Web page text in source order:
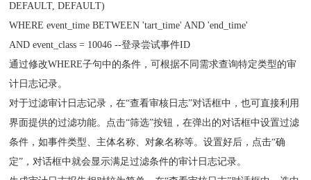
DEFAULT, DEFAULT)
WHERE event_time BETWEEN 'tart_time' AND 'end_time'
AND event_class = 10046 --登录尝试事件ID
通过修改WHERE子句中的条件，可根据不同需求查询特定类型的审
计日志记录。
对于过滤审计日志记录，在“查看审核日志”对话框中，也可直接利用
界面提供的过滤功能。点击“筛选”按钮，在弹出的对话框中设置过滤
条件，如事件类型、主体名称、对象名称等。设置好后，点击“确
定”，对话框中就会显示满足过滤条件的审计日志记录。